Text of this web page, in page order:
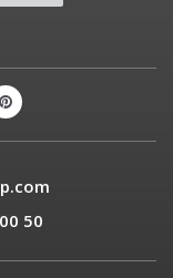
50